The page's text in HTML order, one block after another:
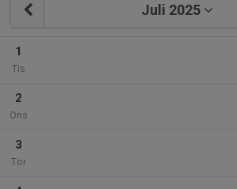
Juli 2025
1
Tis
2
Ons
3
Tor